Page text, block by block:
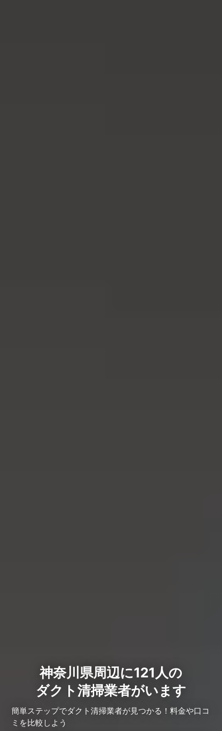
神奈川県周辺に121人の
ダクト清掃業者がいます
簡単ステップでダクト清掃業者が見つかる！料金や口コ
ミを比較しよう